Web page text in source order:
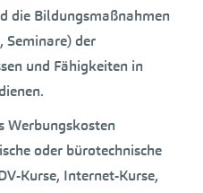
die Bildungsmaßnahmen
Seminare) der
und Fähigkeiten in
Werbungskosten
oder bürotechnische
Kurse, Internet-Kurse,